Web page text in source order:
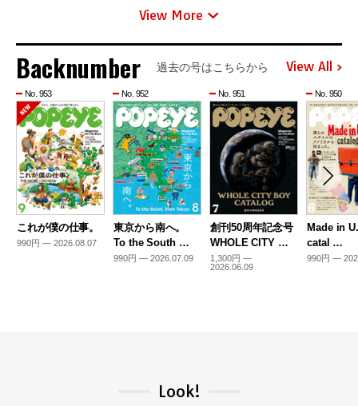
View More
Backnumber 過去の号はこちらから View All
No. 953
これが僕の仕事。
990円 — 2026.08.07
No. 952
東京から南へ。
To the South …
990円 — 2026.07.09
No. 951
創刊50周年記念号
WHOLE CITY …
1,300円 —
2026.06.09
No. 950
Made in
catal …
990円 —
Look!